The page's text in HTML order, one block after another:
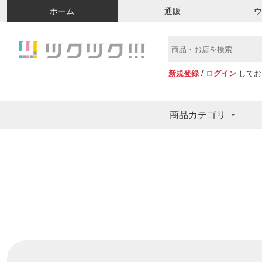
ホーム 通販
新規登録 / ログイン して
商品カテゴリ